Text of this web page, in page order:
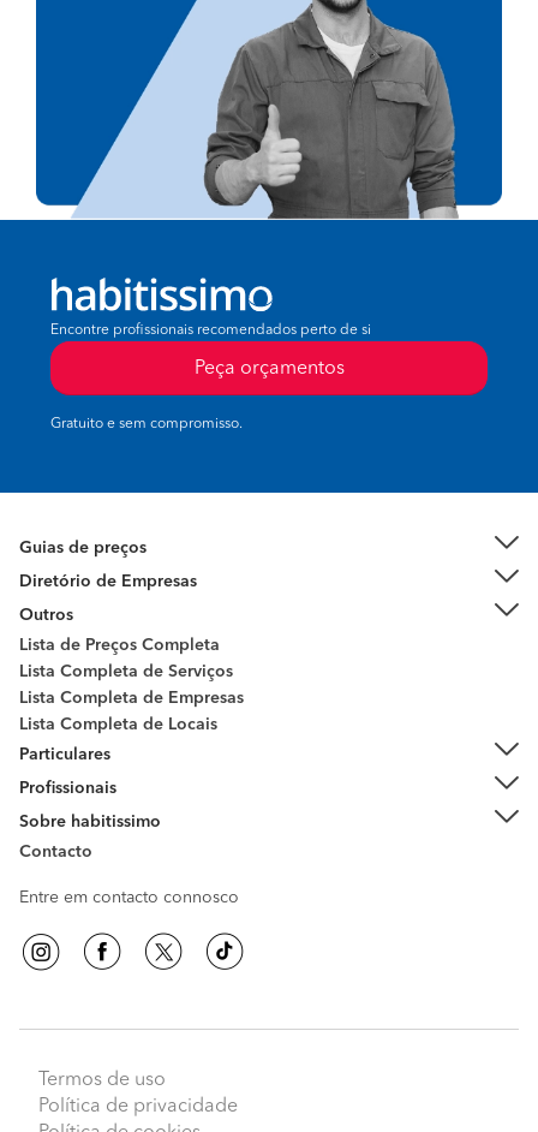
Encontre profissionais recomendados perto de si
Peça orçamentos
Gratuito e sem compromisso.
Guias de preços
Diretório de Empresas
Outros
Lista de Preços Completa
Lista Completa de Serviços
Lista Completa de Empresas
Lista Completa de Locais
Particulares
Profissionais
Sobre habitissimo
Contacto
Entre em contacto connosco
Termos de uso
Política de privacidade